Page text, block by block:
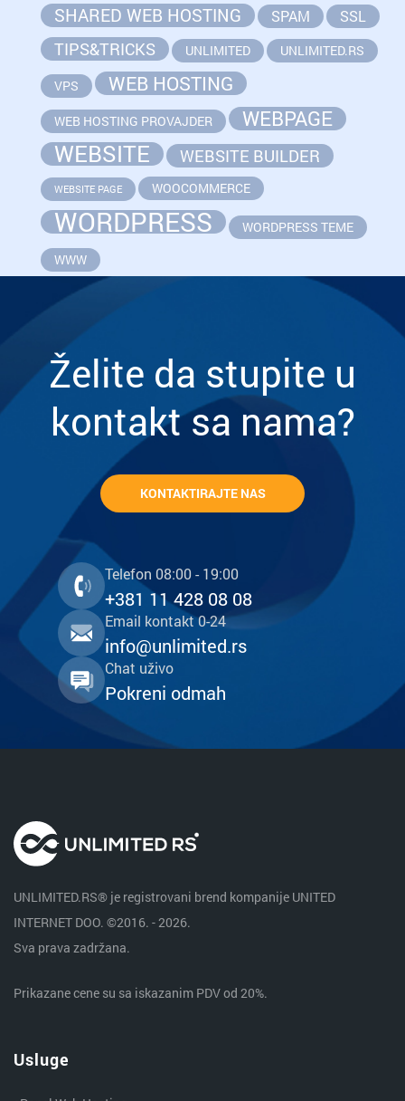
SHARED WEB HOSTING
SPAM SSL
TIPS&TRICKS UNLIMITED UNLIMITED.RS
VPS WEB HOSTING
WEB HOSTING PROVAJDER WEBPAGE
WEBSITE WEBSITE BUILDER
WEBSITE PAGE WOOCOMMERCE
WORDPRESS
WORDPRESS TEME
WWW
Želite da stupite u
kontakt sa nama?
KONTAKTIRAJTE NAS
Telefon 08:00 - 19:00
+381 11 428 08 08
Email kontakt 0-24
info@unlimited.rs
Chat uživo
Pokreni odmah
UNLIMITED.RS® je registrovani brend kompanije UNITED
INTERNET DOO. ©2016. - 2026.
Sva prava zadržana.
Prikazane cene su sa iskazanim PDV od 20%.
Usluge